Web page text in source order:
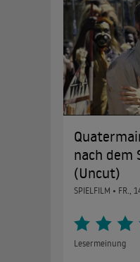
nach dem
(Uncut)
SPIELFILM • FR.,
Lesermeinung